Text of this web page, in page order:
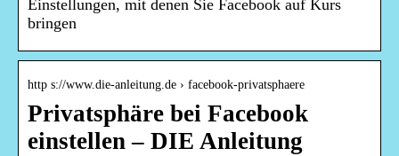
Einstellungen, mit denen Sie Facebook auf Kurs
bringen
http s://www.die-anleitung.de › facebook-privatsphaere
Privatsphäre bei Facebook
einstellen – DIE Anleitung